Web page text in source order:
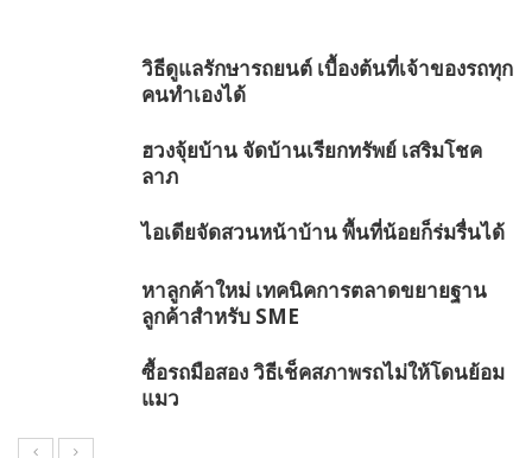
วิธีดูแลรักษารถยนต์ เบื้องต้นที่เจ้าของรถทุก
คนทำเองได้
ฮวงจุ้ยบ้าน จัดบ้านเรียกทรัพย์ เสริมโชค
ลาภ
ไอเดียจัดสวนหน้าบ้าน พื้นที่น้อยก็ร่มรื่นได้
หาลูกค้าใหม่ เทคนิคการตลาดขยายฐาน
ลูกค้าสำหรับ SME
ซื้อรถมือสอง วิธีเช็คสภาพรถไม่ให้โดนย้อม
แมว